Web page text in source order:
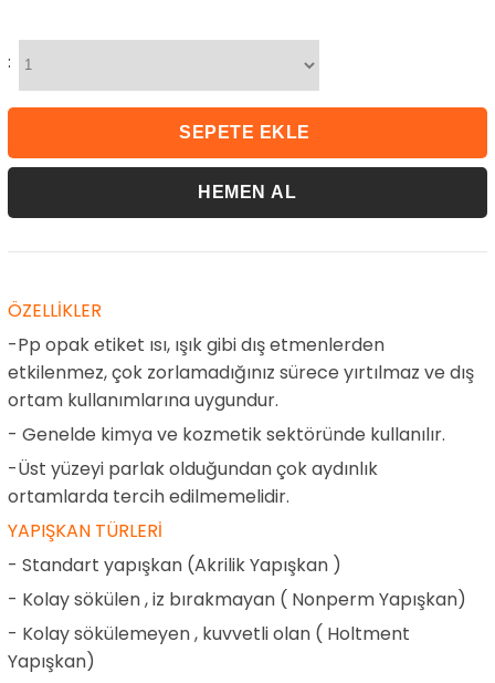
:
ÖZELLİKLER
-Pp opak etiket ısı, ışık gibi dış etmenlerden
etkilenmez, çok zorlamadığınız sürece yırtılmaz ve dış
ortam kullanımlarına uygundur.
- Genelde kimya ve kozmetik sektöründe kullanılır.
-Üst yüzeyi parlak olduğundan çok aydınlık
ortamlarda tercih edilmemelidir.
YAPIŞKAN TÜRLERİ
- Standart yapışkan (Akrilik Yapışkan )
- Kolay sökülen , iz bırakmayan ( Nonperm Yapışkan)
- Kolay sökülemeyen , kuvvetli olan ( Holtment
Yapışkan)